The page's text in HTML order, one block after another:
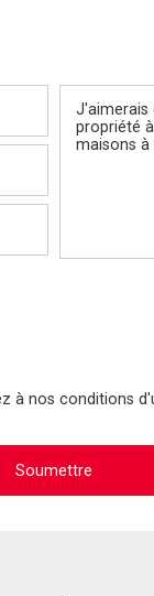
à nos conditions